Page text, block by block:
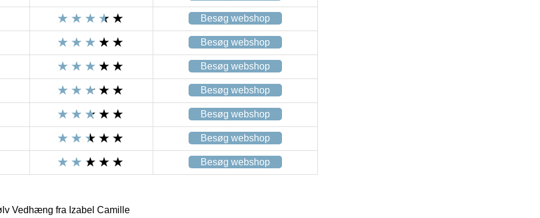
Besøg webshop
Besøg webshop
Besøg webshop
Besøg webshop
Besøg webshop
Besøg webshop
Besøg webshop
Vedhæng fra Izabel Camille